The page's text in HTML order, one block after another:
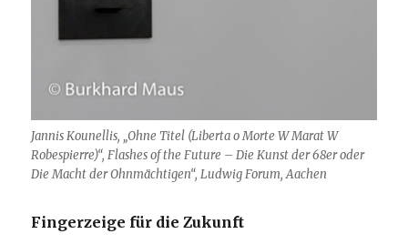
Jannis Kounellis, „Ohne Titel (Liberta o Morte W Marat W
Robespierre)“, Flashes of the Future – Die Kunst der 68er oder
Die Macht der Ohnmächtigen“, Ludwig Forum, Aachen
Fingerzeige für die Zukunft